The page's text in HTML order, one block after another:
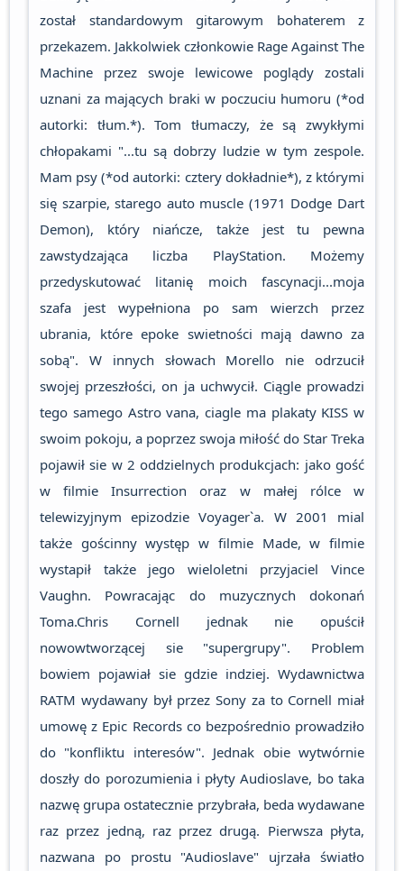
został standardowym gitarowym bohaterem z
przekazem. Jakkolwiek członkowie Rage Against The
Machine przez swoje lewicowe poglądy zostali
uznani za mających braki w poczuciu humoru (*od
autorki: tłum.*). Tom tłumaczy, że są zwykłymi
chłopakami "...tu są dobrzy ludzie w tym zespole.
Mam psy (*od autorki: cztery dokładnie*), z którymi
się szarpie, starego auto muscle (1971 Dodge Dart
Demon), który niańcze, także jest tu pewna
zawstydzająca liczba PlayStation. Możemy
przedyskutować litanię moich fascynacji...moja
szafa jest wypełniona po sam wierzch przez
ubrania, które epoke swietności mają dawno za
sobą". W innych słowach Morello nie odrzucił
swojej przeszłości, on ja uchwycił. Ciągle prowadzi
tego samego Astro vana, ciagle ma plakaty KISS w
swoim pokoju, a poprzez swoja miłość do Star Treka
pojawił sie w 2 oddzielnych produkcjach: jako gość
w filmie Insurrection oraz w małej rólce w
telewizyjnym epizodzie Voyager`a. W 2001 mial
także gościnny występ w filmie Made, w filmie
wystapił także jego wieloletni przyjaciel Vince
Vaughn. Powracając do muzycznych dokonań
Toma.Chris Cornell jednak nie opuścił
nowowtworzącej sie "supergrupy". Problem
bowiem pojawiał sie gdzie indziej. Wydawnictwa
RATM wydawany był przez Sony za to Cornell miał
umowę z Epic Records co bezpośrednio prowadziło
do "konfliktu interesów". Jednak obie wytwórnie
doszły do porozumienia i płyty Audioslave, bo taka
nazwę grupa ostatecznie przybrała, beda wydawane
raz przez jedną, raz przez drugą. Pierwsza płyta,
nazwana po prostu "Audioslave" ujrzała światło